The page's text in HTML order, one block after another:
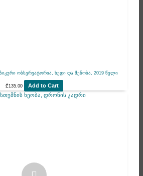
ობსერვატორია, ხედი და შენობა, 2019 წელი
₾135.00 Add to Cart